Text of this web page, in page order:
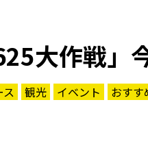
大作戦」
ス 観光 イベント おすす